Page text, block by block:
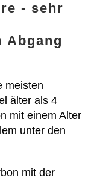
- sehr
Abgang
meisten
älter als 4
mit einem Alter
unter den
mit der